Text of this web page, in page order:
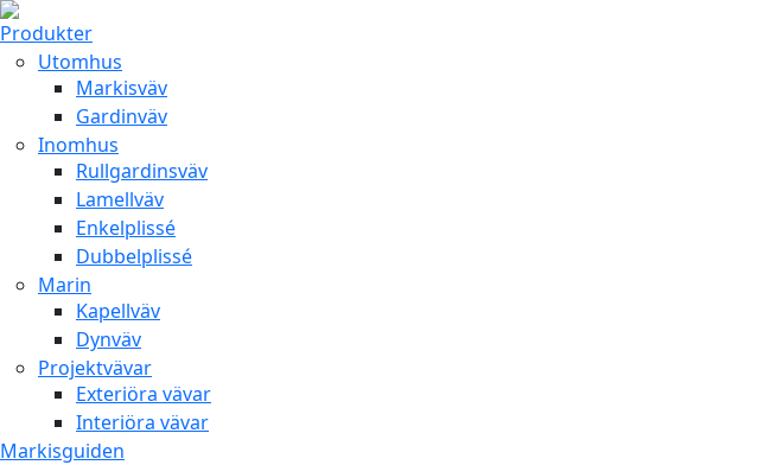
Produkter
Utomhus
Markisväv
Gardinväv
Inomhus
Rullgardinsväv
Lamellväv
Enkelplissé
Dubbelplissé
Marin
Kapellväv
Dynväv
Projektvävar
Exteriöra vävar
Interiöra vävar
Markisguiden